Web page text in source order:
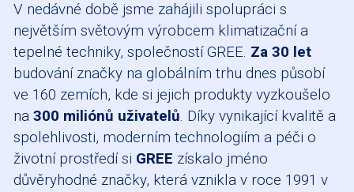
V nedávné době jsme zahájili spolupráci s
největším světovým výrobcem klimatizační a
tepelné techniky, společností GREE. Za 30 let
budování značky na globálním trhu dnes působí
ve 160 zemích, kde si jejich produkty vyzkoušelo
na300 miliónů uživatelů. Díky vynikající kvalitě a
spolehlivosti, moderním technologiím a péči o
životní prostředí si GREE získalo jméno
důvěryhodné značky, která vznikla v roce 1991 v